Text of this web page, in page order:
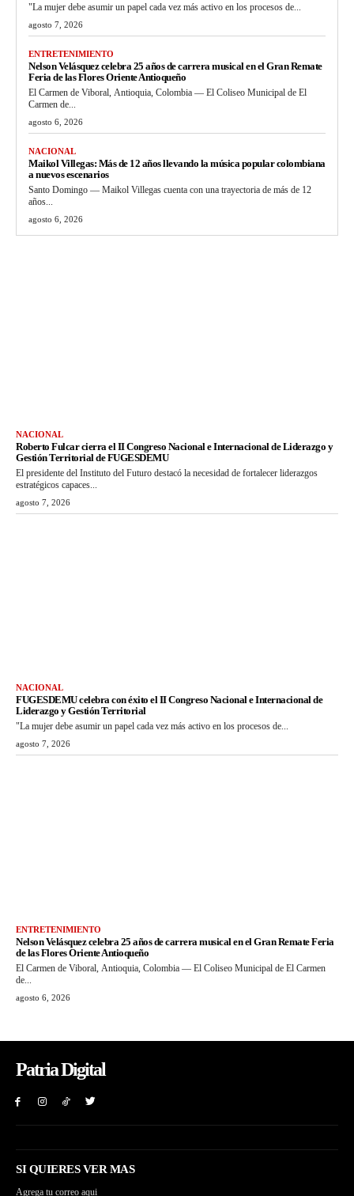
"La mujer debe asumir un papel cada vez más activo en los procesos de...
agosto 7, 2026
ENTRETENIMIENTO
Nelson Velásquez celebra 25 años de carrera musical en el Gran Remate
Feria de las Flores Oriente Antioqueño
El Carmen de Viboral, Antioquia, Colombia — El Coliseo Municipal de El
Carmen de...
agosto 6, 2026
NACIONAL
Maikol Villegas: Más de 12 años llevando la música popular colombiana
a nuevos escenarios
Santo Domingo — Maikol Villegas cuenta con una trayectoria de más de 12
años...
agosto 6, 2026
NACIONAL
Roberto Fulcar cierra el II Congreso Nacional e Internacional de Liderazgo y
Gestión Territorial de FUGESDEMU
El presidente del Instituto del Futuro destacó la necesidad de fortalecer liderazgos
estratégicos capaces...
agosto 7, 2026
NACIONAL
FUGESDEMU celebra con éxito el II Congreso Nacional e Internacional de
Liderazgo y Gestión Territorial
"La mujer debe asumir un papel cada vez más activo en los procesos de...
agosto 7, 2026
ENTRETENIMIENTO
Nelson Velásquez celebra 25 años de carrera musical en el Gran Remate Feria
de las Flores Oriente Antioqueño
El Carmen de Viboral, Antioquia, Colombia — El Coliseo Municipal de El Carmen
de...
agosto 6, 2026
Patria Digital
SI QUIERES VER MAS
Agrega tu correo aqui